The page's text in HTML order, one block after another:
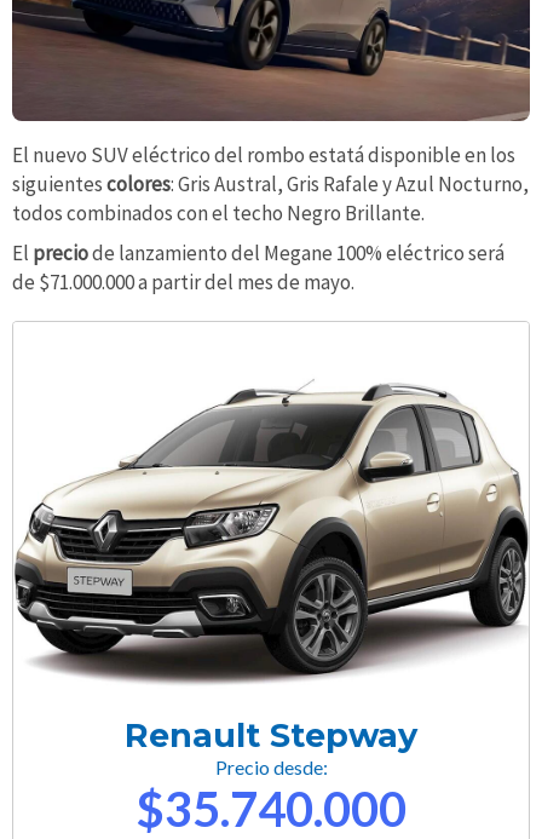
El nuevo SUV eléctrico del rombo estatá disponible en los
siguientescolores: Gris Austral, Gris Rafale y Azul Nocturno,
todos combinados con el techo Negro Brillante.
El preciode lanzamiento del Megane 100% eléctrico será
de $71.000.000 a partir del mes de mayo.
Renault Stepway
Precio desde:
$35.740.000